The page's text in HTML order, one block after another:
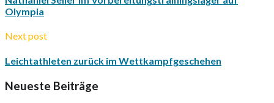
Olympia
Next post
Leichtathleten zurück im Wettkampfgeschehen
Neueste Beiträge